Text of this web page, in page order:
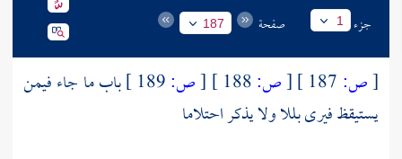
جزء 1 صفحة 187
[ص: [ص: [ص:
باب ما جاء فيمن
يستيقظ فيرى بللا ولا يذكر احتلاما